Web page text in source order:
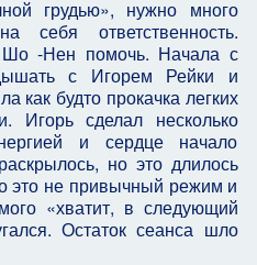
грудью», нужно много
себя ответственность.
-Нен помочь. Начала с
с Игорем Рейки и
как будто прокачка легких
Игорь сделал несколько
и сердце начало
но это длилось
это не привычный режим и
«хватит, в следующий
Остаток сеанса шло